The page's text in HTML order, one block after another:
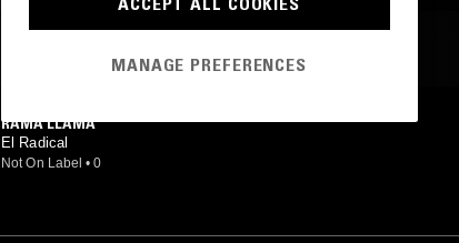
RAMA LLAMA
El Radical
Not On Label • 0
MANAGE PREFERENCES